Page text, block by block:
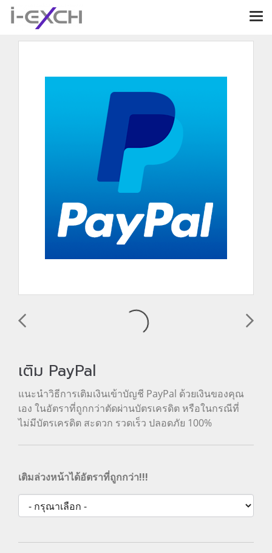
เติม PayPal
แนะนำวิธีการเติมเงินเข้าบัญชี PayPal ด้วยเงินของคุณ
เอง ในอัตราที่ถูกกว่าตัดผ่านบัตรเครดิต หรือในกรณีที่
ไม่มีบัตรเครดิต สะดวก รวดเร็ว ปลอดภัย 100%
เติมล่วงหน้าได้อัตราที่ถูกกว่า!!!